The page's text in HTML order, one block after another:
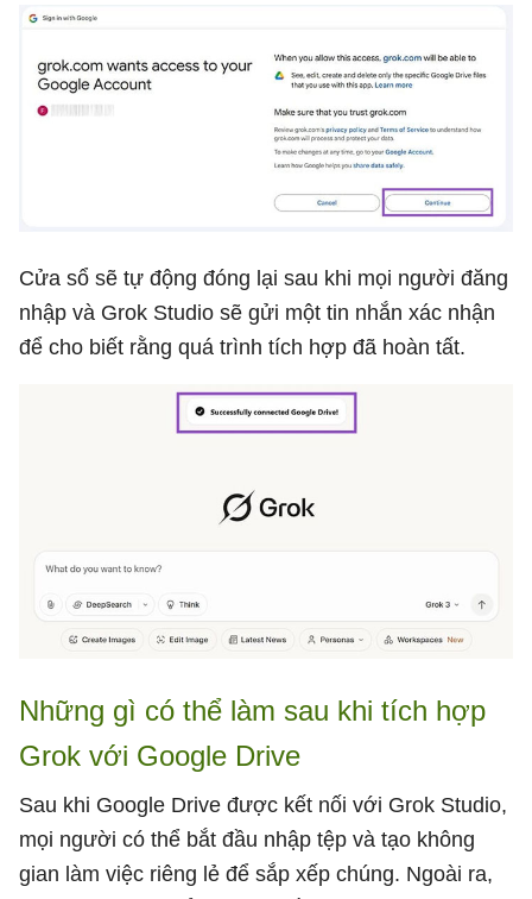
Cửa sổ sẽ tự động đóng lại sau khi mọi người đăng
nhập và Grok Studio sẽ gửi một tin nhắn xác nhận
để cho biết rằng quá trình tích hợp đã hoàn tất.
Những gì có thể làm sau khi tích hợp
Grok với Google Drive
Sau khi Google Drive được kết nối với Grok Studio,
mọi người có thể bắt đầu nhập tệp và tạo không
gian làm việc riêng lẻ để sắp xếp chúng. Ngoài ra,